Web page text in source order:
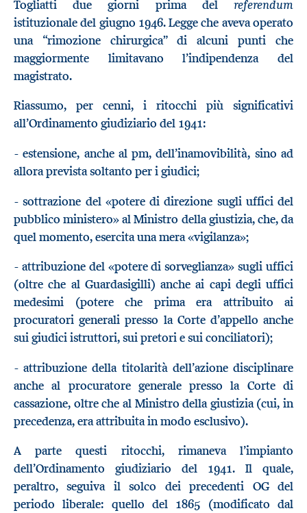
Togliatti due giorni prima del referendum
istituzionale del giugno 1946. Legge che aveva operato
una “rimozione chirurgica” di alcuni punti che
maggiormente limitavano l’indipendenza del
magistrato.
Riassumo, per cenni, i ritocchi più significativi
all’Ordinamento giudiziario del 1941:
- estensione, anche al pm, dell’inamovibilità, sino ad
allora prevista soltanto per i giudici;
- sottrazione del «potere di direzione sugli uffici del
pubblico ministero» al Ministro della giustizia, che, da
quel momento, esercita una mera «vigilanza»;
- attribuzione del «potere di sorveglianza» sugli uffici
(oltre che al Guardasigilli) anche ai capi degli uffici
medesimi (potere che prima era attribuito ai
procuratori generali presso la Corte d’appello anche
sui giudici istruttori, sui pretori e sui conciliatori);
- attribuzione della titolarità dell’azione disciplinare
anche al procuratore generale presso la Corte di
cassazione, oltre che al Ministro della giustizia (cui, in
precedenza, era attribuita in modo esclusivo).
A parte questi ritocchi, rimaneva l’impianto
dell’Ordinamento giudiziario del 1941. Il quale,
peraltro, seguiva il solco dei precedenti OG del
periodo liberale: quello del 1865 (modificato dal